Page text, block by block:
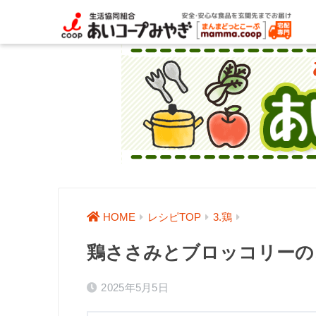
HOME レシピTOP 3.鶏
鶏ささみとブロッコリー
2025年5月5日